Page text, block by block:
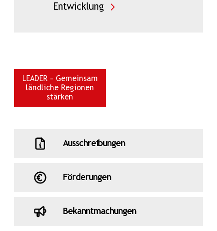
Entwicklung
LEADER – Gemeinsam
ländliche Regionen
stärken
Ausschreibungen
Förderungen
Bekanntmachungen